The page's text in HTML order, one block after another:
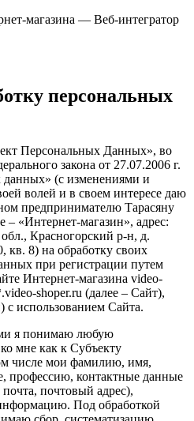
магазина — Веб-интегратор
персональных
Персональных Данных», во
закона от 27.07.2006 г.
(с изменениями и
волей и в своем интересе даю
предпринимателю Тарасяну
– «Интернет-магазин», адрес:
Красногорский р-н, д.
кв. 8) на обработку своих
при регистрации путем
Интернет-магазина video-
shoper.ru (далее – Сайт),
с использованием Сайта.
я понимаю любую
мне как к Субъекту
числе мои фамилию, имя,
профессию, контактные данные
почтовый адрес),
Под обработкой